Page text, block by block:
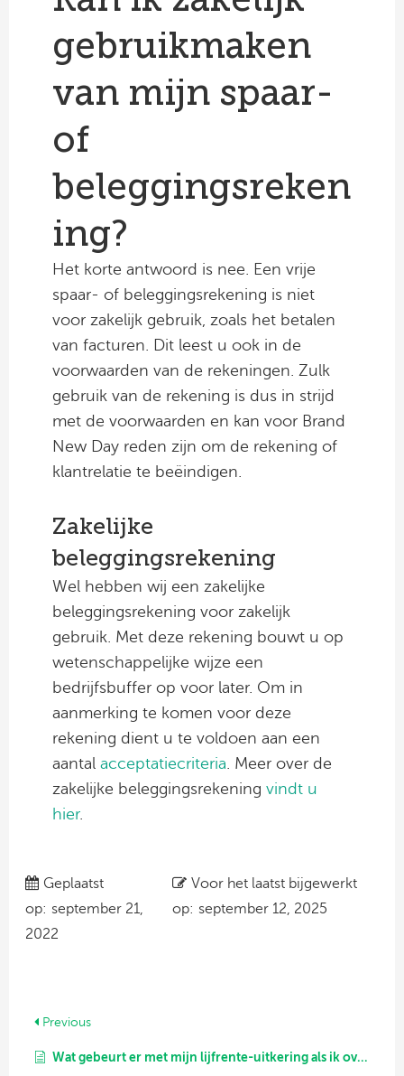
gebruikmaken
van mijn spaar-
of
beleggingsreken
ing?
Het korte antwoord is nee. Een vrije
spaar- of beleggingsrekening is niet
voor zakelijk gebruik, zoals het betalen
van facturen. Dit leest u ook in de
voorwaarden van de rekeningen. Zulk
gebruik van de rekening is dus in strijd
met de voorwaarden en kan voor Brand
New Day reden zijn om de rekening of
klantrelatie te beëindigen.
Zakelijke
beleggingsrekening
Wel hebben wij een zakelijke
beleggingsrekening voor zakelijk
gebruik. Met deze rekening bouwt u op
wetenschappelijke wijze een
bedrijfsbuffer op voor later. Om in
aanmerking te komen voor deze
rekening dient u te voldoen aan een
aantal acceptatiecriteria . Meer over de
zakelijke beleggingsrekening vindt u
hier.
Geplaatst
op: september 21,
2022
Voor het laatst bijgewerkt
op: september 12, 2025
Previous
Wat gebeurt er met mijn lijfrente-uitkering als ik overlijd?